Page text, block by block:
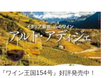
『ワイン王国154号』好評発売中！